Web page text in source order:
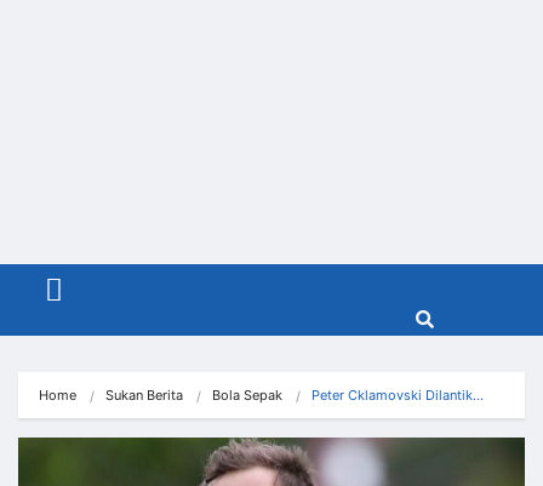
Menu
Home Sukan Berita Bola Sepak Peter Cklamovski Dilantik…